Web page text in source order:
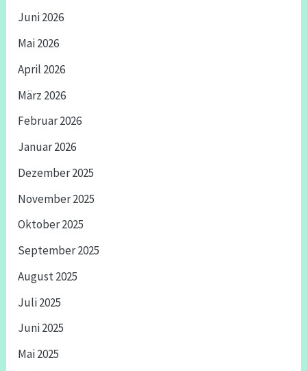
Juni 2026
Mai 2026
April 2026
März 2026
Februar 2026
Januar 2026
Dezember 2025
November 2025
Oktober 2025
September 2025
August 2025
Juli 2025
Juni 2025
Mai 2025